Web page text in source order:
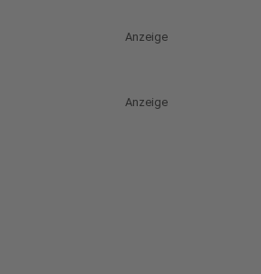
Anzeige
Anzeige